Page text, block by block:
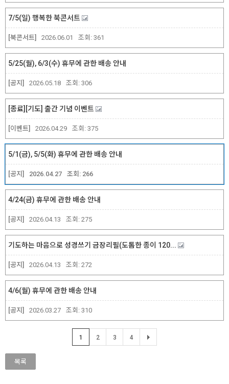
[북콘서트]
7/5(일) 행복한 북콘서트
2026.06.01 조회: 361
[공지]
5/25(월), 6/3(수) 휴무에 관한 배송 안내
2026.05.18 조회: 306
[이벤트]
[종료][기도] 출간 기념 이벤트
2026.04.29 조회: 375
[공지]
5/1(금), 5/5(화) 휴무에 관한 배송 안내
2026.04.27 조회: 266
[공지]
4/24(금) 휴무에 관한 배송 안내
2026.04.13 조회: 275
[공지]
기도하는 마음으로 성경쓰기 금장리필(도톰한 종이 120...
2026.04.13 조회: 272
[공지]
4/6(월) 휴무에 관한 배송 안내
2026.03.27 조회: 310
1 2 3 4
목록